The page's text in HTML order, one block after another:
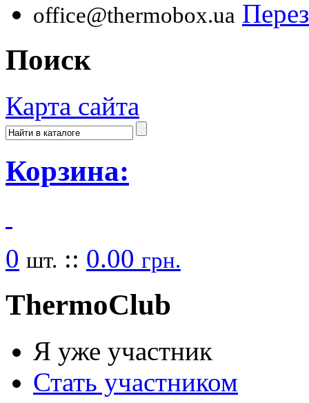
office@thermobox.ua
Поиск
Карта сайта
Корзина:
0 шт. :: 0.00 грн.
ThermoClub
Я уже участник
Стать участником